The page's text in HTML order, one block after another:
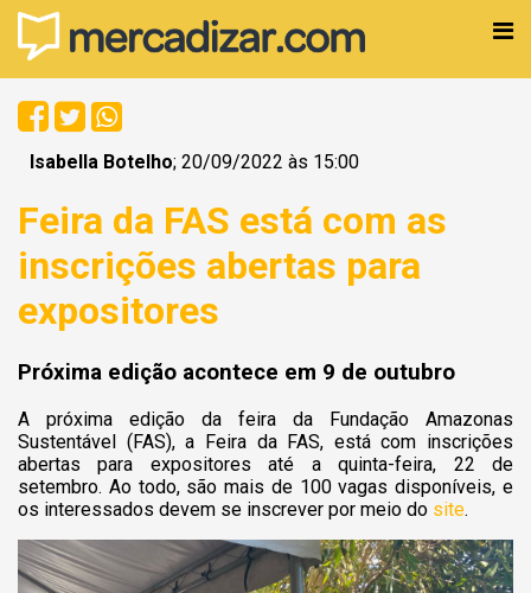
Isabella Botelho; 20/09/2022 às 15:00
Feira da FAS está com as
inscrições abertas para
expositores
Próxima edição acontece em 9 de outubro
A próxima edição da feira da Fundação Amazonas
Sustentável (FAS), a Feira da FAS, está com inscrições
abertas para expositores até a quinta-feira, 22 de
setembro. Ao todo, são mais de 100 vagas disponíveis, e
os interessados devem se inscrever por meio do site.